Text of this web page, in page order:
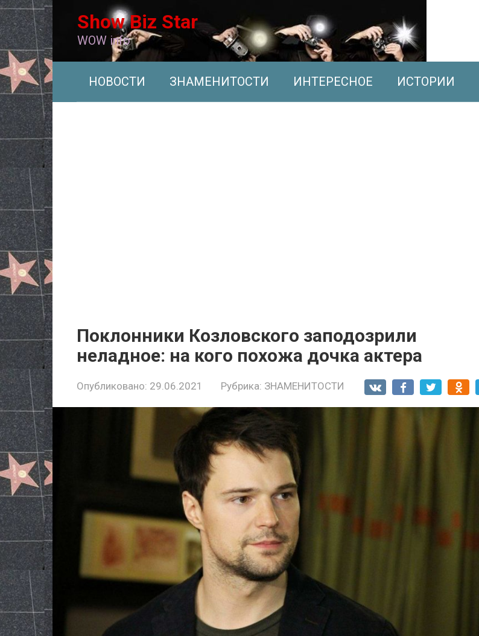
Перейти
к
контенту
Show Biz Star
WOW info
НОВОСТИ ЗНАМЕНИТОСТИ ИНТЕРЕСНОЕ ИСТОРИИ
Поклонники Козловского заподозрили
неладное: на кого похожа дочка актера
Опубликовано: 29.06.2021 Рубрика: ЗНАМЕНИТОСТИ